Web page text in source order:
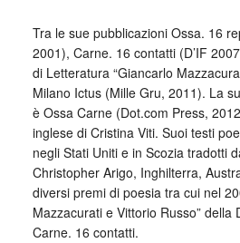
Tra le sue pubblicazioni Ossa. 16
2001), Carne. 16 contatti (D’IF
di Letteratura “Giancarlo
Milano Ictus (Mille Gru, 2011). La
è Ossa Carne (Dot.com Press,
inglese di Cristina Viti. Suoi testi
negli Stati Uniti e in Scozia tradotti
Christopher Arigo, Inghilterra,
diversi premi di poesia tra cui nel
Mazzacurati e Vittorio Russo” della
Carne. 16 contatti.